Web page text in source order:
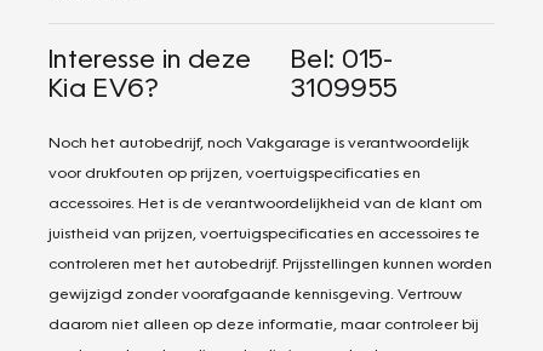
Interesse in deze
Kia EV6?
Bel: 015-
3109955
Noch het autobedrijf, noch Vakgarage is verantwoordelijk
voor drukfouten op prijzen, voertuigspecificaties en
accessoires. Het is de verantwoordelijkheid van de klant om
juistheid van prijzen, voertuigspecificaties en accessoires te
controleren met het autobedrijf. Prijsstellingen kunnen worden
gewijzigd zonder voorafgaande kennisgeving. Vertrouw
daarom niet alleen op deze informatie, maar controleer bij